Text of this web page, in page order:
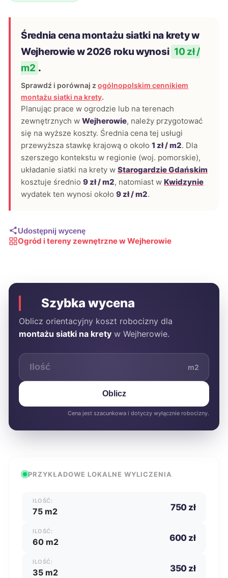
Średnia cena montażu siatki na krety w
Wejherowie w 2026 roku wynosi 10 zł /
m2 .
Sprawdź i porównaj z ogólnopolskim cennikiem
montażu siatki na krety.
Planując prace w ogrodzie lub na terenach
zewnętrznych w Wejherowie, należy przygotować
się na wyższe koszty. Średnia cena tej usługi
przewyższa stawkę krajową o około 1 zł / m2. Dla
szerszego kontekstu w regionie (woj. pomorskie),
układanie siatki na krety w Starogardzie Gdańskim
kosztuje średnio 9 zł / m2, natomiast w Kwidzynie
wydatek ten wynosi około 9 zł / m2.
Udostępnij wycenę
Ogród i tereny zewnętrzne w Wejherowie
Szybka wycena
Oblicz orientacyjny koszt robocizny dla
montażu siatki na krety w Wejherowie.
m2
Oblicz
Cena jest szacunkowa i dotyczy wyłącznie robocizny.
PRZYKŁADOWE LOKALNE WYLICZENIA
ILOŚĆ:
75 m2 750 zł
ILOŚĆ:
60 m2 600 zł
ILOŚĆ:
35 m2 350 zł